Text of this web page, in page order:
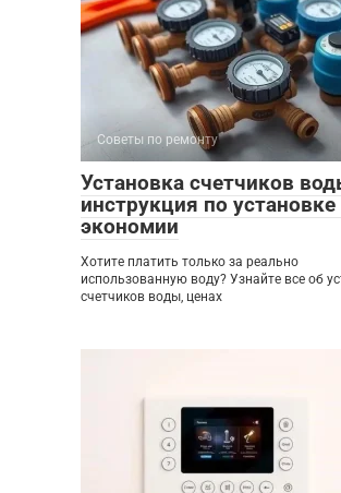
Советы по ремонту
Установка счетчиков
инструкция по установке
экономии
Хотите платить только за реально
использованную воду? Узнайте все об
счетчиков воды, ценах